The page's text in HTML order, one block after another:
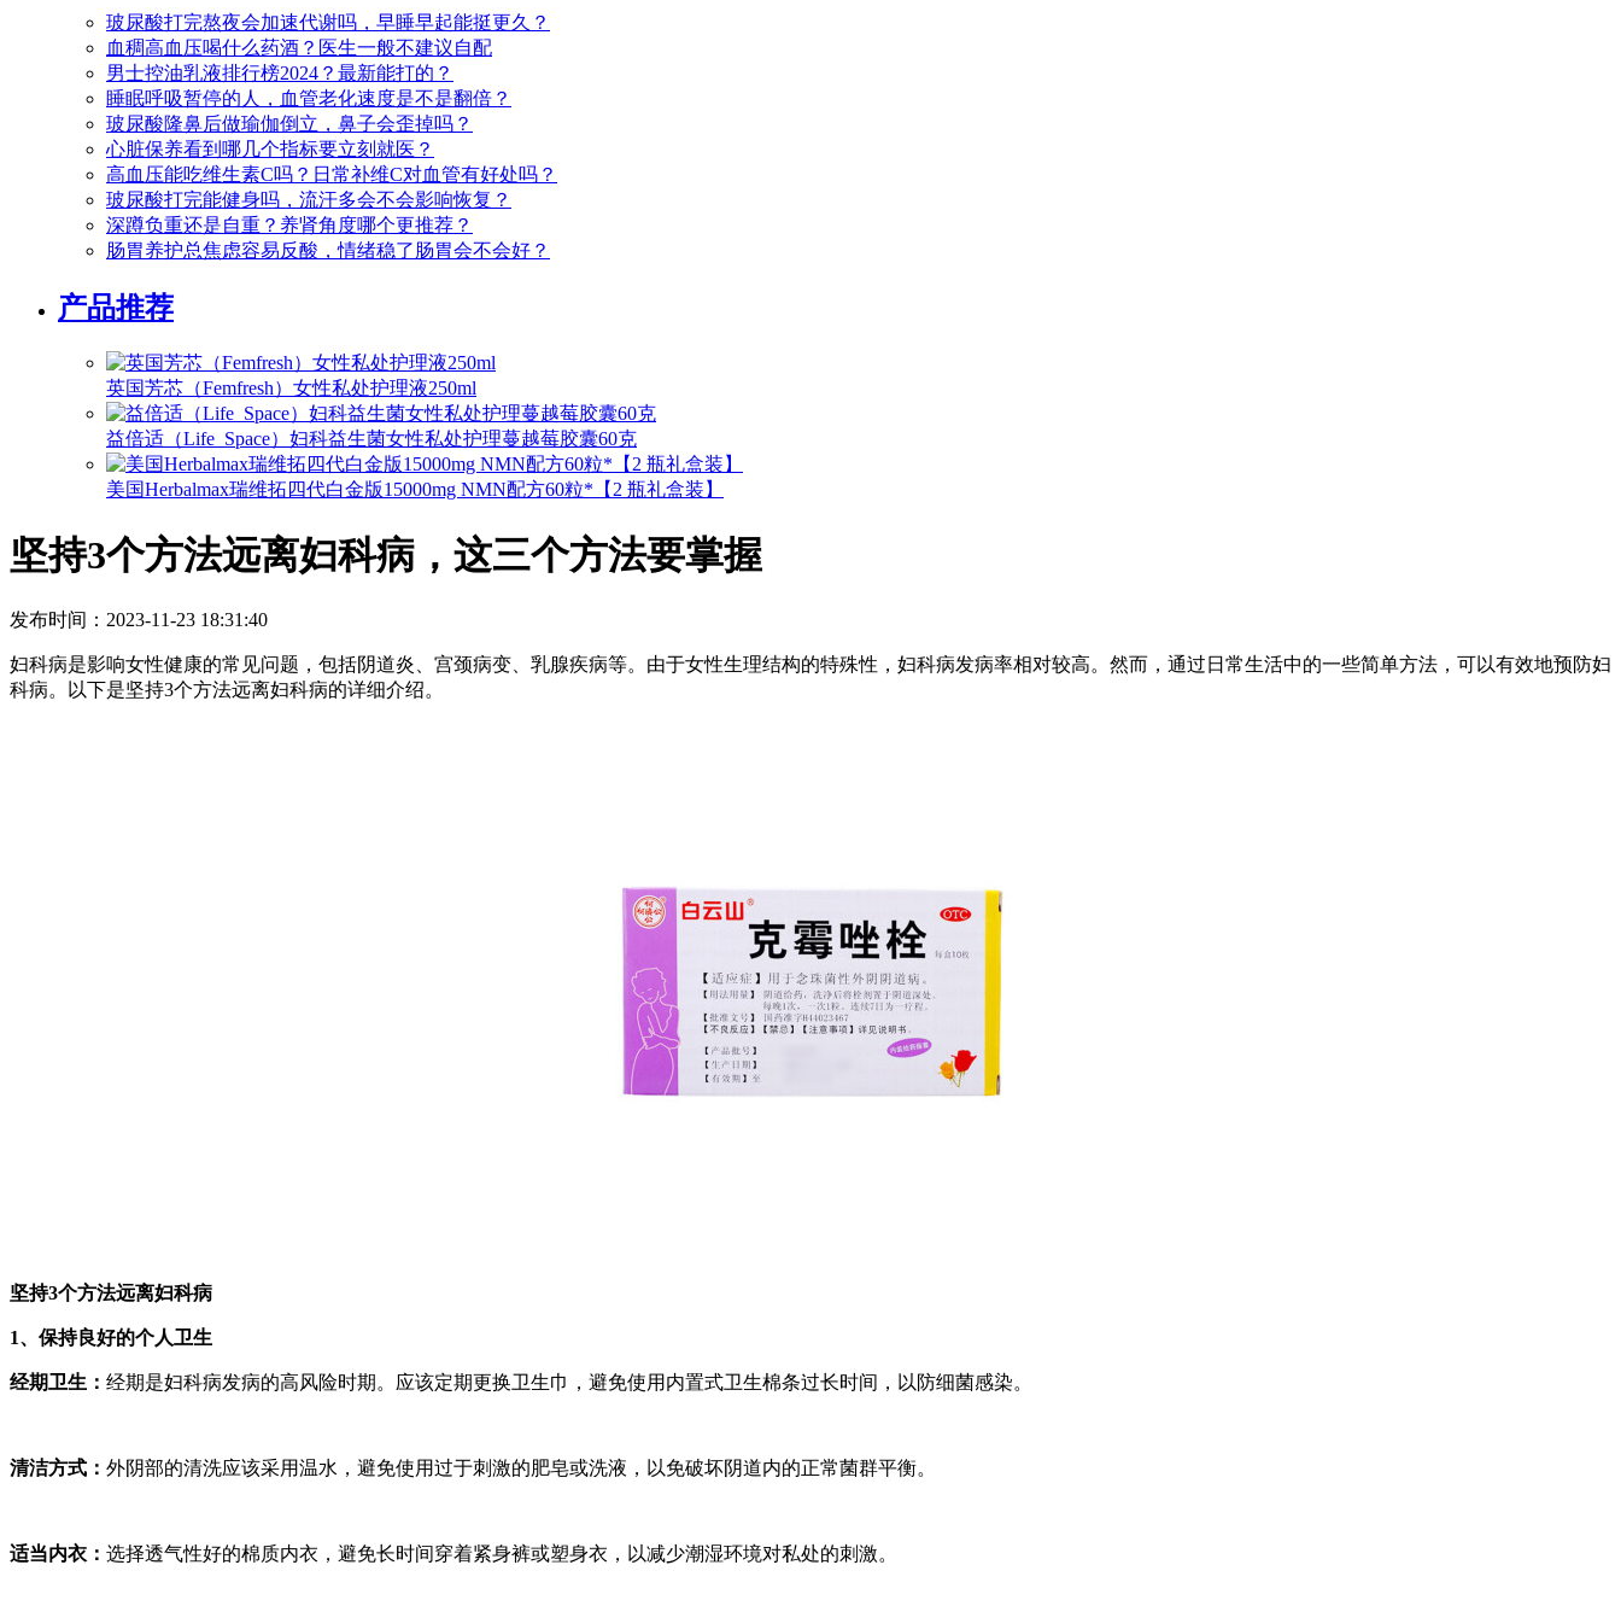
玻尿酸打完熬夜会加速代谢吗，早睡早起能挺更久？
血稠高血压喝什么药酒？医生一般不建议自配
男士控油乳液排行榜2024？最新能打的？
睡眠呼吸暂停的人，血管老化速度是不是翻倍？
玻尿酸隆鼻后做瑜伽倒立，鼻子会歪掉吗？
心脏保养看到哪几个指标要立刻就医？
高血压能吃维生素C吗？日常补维C对血管有好处吗？
玻尿酸打完能健身吗，流汗多会不会影响恢复？
深蹲负重还是自重？养肾角度哪个更推荐？
肠胃养护总焦虑容易反酸，情绪稳了肠胃会不会好？
产品推荐
英国芳芯（Femfresh）女性私处护理液250ml
益倍适（Life_Space）妇科益生菌女性私处护理蔓越莓胶囊60克
美国Herbalmax瑞维拓四代白金版15000mg NMN配方60粒*【2 瓶礼盒装】
坚持3个方法远离妇科病，这三个方法要掌握
发布时间：2023-11-23 18:31:40
妇科病是影响女性健康的常见问题，包括阴道炎、宫颈病变、乳腺疾病等。由于女性生理结构的特殊性，妇科病发病率相对较高。然而，通过日常生活中的一些简单方法，可以有效地预防妇
科病。以下是坚持3个方法远离妇科病的详细介绍。
坚持3个方法远离妇科病
1、保持良好的个人卫生
经期卫生： 经期是妇科病发病的高风险时期。应该定期更换卫生巾，避免使用内置式卫生棉条过长时间，以防细菌感染。
清洁方式： 外阴部的清洗应该采用温水，避免使用过于刺激的肥皂或洗液，以免破坏阴道内的正常菌群平衡。
适当内衣： 选择透气性好的棉质内衣，避免长时间穿着紧身裤或塑身衣，以减少潮湿环境对私处的刺激。